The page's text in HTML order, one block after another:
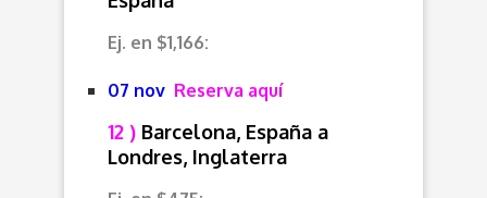
Ej. en $1,166:
07 nov Reserva aquí
12 ) Barcelona, España a
Londres, Inglaterra